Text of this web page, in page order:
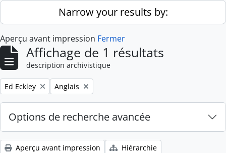
Skip to main contentNarrow your results by:
Aperçu avant impression Fermer
Affichage de 1 résultats
description archivistique
Remove filter:
Ed Eckley Remove filter:
Anglais
Options de recherche avancée
Aperçu avant impression
Hiérarchie